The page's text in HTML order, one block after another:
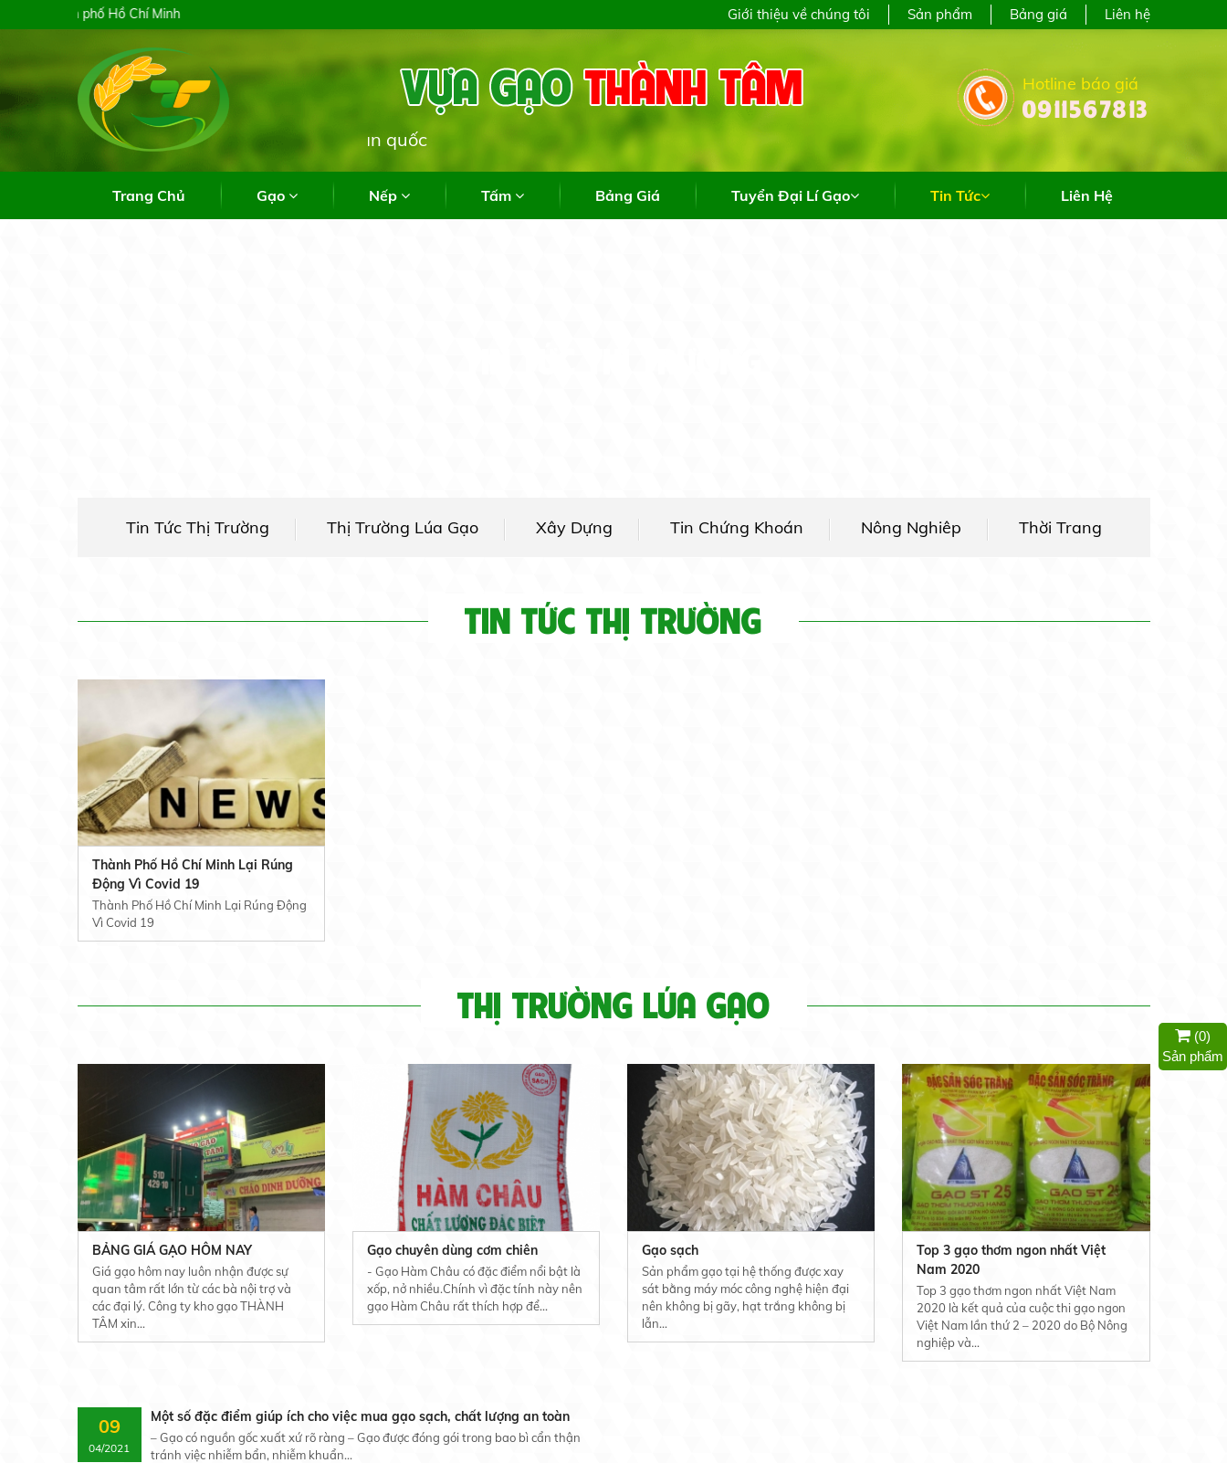
28/72 Hiệp Thành 51, Phường Tân Thới Hiệp, Thành phố Hồ Chí Minh Liên hệ
Bảng giá
Sản phẩm
Giới thiệu về chúng tôi
Chuyên cung cấp sỉ & lẻ các loại gạo trên toàn quốc
Hotline báo giá
0911567813
Trang Chủ Gạo Nếp Tấm Bảng Giá Tuyển Đại Lí Gạo Tin Tức Liên Hệ
Tin Tức Thị Trường Thị Trường Lúa Gạo Xây Dựng Tin Chứng Khoán Nông Nghiêp Thời Trang
TIN TỨC THỊ TRƯỜNG
Thành Phố Hồ Chí Minh Lại Rúng
Động Vì Covid 19
Thành Phố Hồ Chí Minh Lại Rúng Động
Vì Covid 19
THỊ TRƯỜNG LÚA GẠO
BẢNG GIÁ GẠO HÔM NAY
Giá gạo hôm nay luôn nhận được sự
quan tâm rất lớn từ các bà nội trợ và
các đại lý. Công ty kho gạo THÀNH
TÂM xin...
Gạo chuyên dùng cơm chiên
- Gạo Hàm Châu có đặc điểm nổi bật là
xốp, nở nhiều.Chính vì đặc tính này nên
gạo Hàm Châu rất thích hợp để...
Gạo sạch
Sản phẩm gạo tại hệ thống được xay
sát bằng máy móc công nghệ hiện đại
nên không bị gãy, hạt trắng không bị
lẫn...
Top 3 gạo thơm ngon nhất Việt
Nam 2020
Top 3 gạo thơm ngon nhất Việt Nam
2020 là kết quả của cuộc thi gạo ngon
Việt Nam lần thứ 2 – 2020 do Bộ Nông
nghiệp và...
09
04/2021
Một số đặc điểm giúp ích cho việc mua gạo sạch, chất lượng an toàn
– Gạo có nguồn gốc xuất xứ rõ ràng – Gạo được đóng gói trong bao bì cẩn thận
tránh việc nhiễm bẩn, nhiễm khuẩn...
(0)
Sản phẩm